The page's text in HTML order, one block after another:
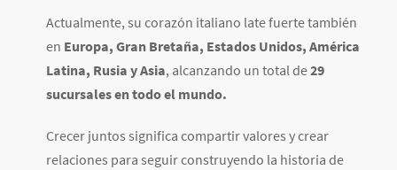
Actualmente, su corazón italiano late fuerte también
en Europa, Gran Bretaña, Estados Unidos, América
Latina, Rusia y Asia, alcanzando un total de29
sucursales en todo el mundo.
Crecer juntos significa compartir valores y crear
relaciones para seguir construyendo la historia de